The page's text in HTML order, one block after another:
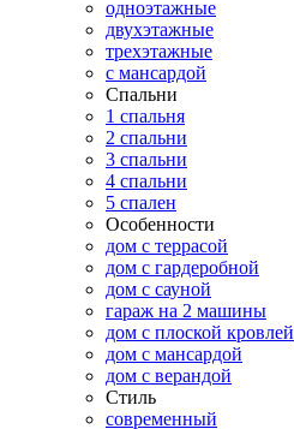
одноэтажные
двухэтажные
трехэтажные
с мансардой
Спальни
1 спальня
2 спальни
3 спальни
4 спальни
5 спален
Особенности
дом с террасой
дом с гардеробной
дом с сауной
гараж на 2 машины
дом с плоской кровлей
дом с мансардой
дом с верандой
Стиль
современный